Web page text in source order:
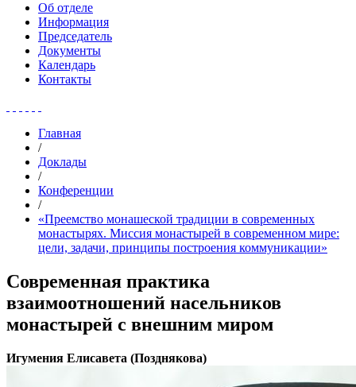
Об отделе
Информация
Председатель
Документы
Календарь
Контакты
Главная
/
Доклады
/
Конференции
/
«Преемство монашеской традиции в современных
монастырях. Миссия монастырей в современном мире:
цели, задачи, принципы построения коммуникации»
Современная практика
взаимоотношений насельников
монастырей с внешним миром
Игумения Елисавета (Позднякова)